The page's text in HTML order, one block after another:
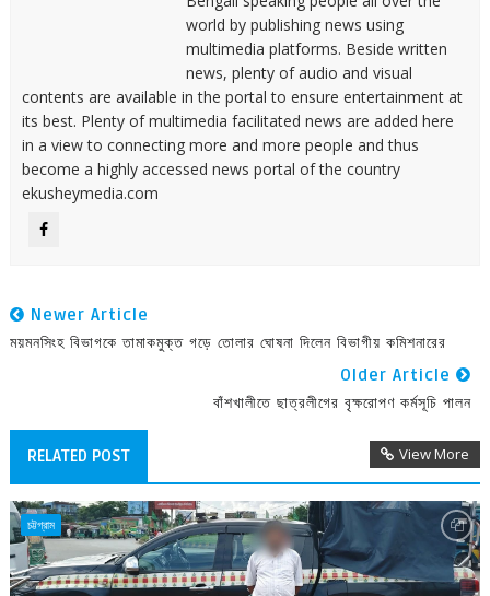
world by publishing news using
multimedia platforms. Beside written
news, plenty of audio and visual
contents are available in the portal to ensure entertainment at
its best. Plenty of multimedia facilitated news are added here
in a view to connecting more and more people and thus
become a highly accessed news portal of the country
ekusheymedia.com
Newer Article
ময়মনসিংহ বিভাগকে তামাকমুক্ত গড়ে তোলার ঘোষনা দিলেন বিভাগীয় কমিশনারের
Older Article
বাঁশখালীতে ছাত্রলীগের বৃক্ষরোপণ কর্মসূচি পালন
RELATED POST View More
চট্টগ্রাম